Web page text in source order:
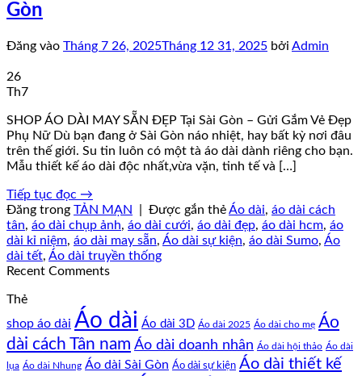
Gòn
Đăng vào Tháng 7 26, 2025Tháng 12 31, 2025 bởi Admin
26
Th7
SHOP ÁO DÀI MAY SẴN ĐẸP Tại Sài Gòn – Gửi Gắm Vẻ Đẹp
Phụ Nữ Dù bạn đang ở Sài Gòn náo nhiệt, hay bất kỳ nơi đâu
trên thế giới. Su tin luôn có một tà áo dài dành riêng cho bạn.
Mẫu thiết kế áo dài độc nhất,vừa vặn, tinh tế và […]
Tiếp tục đọc →
Đăng trong TẢN MẠN Được gắn thẻÁo dài, áo dài cách
tân, áo dài chụp ảnh, áo dài cưới, áo dài đẹp, áo dài hcm, áo
dài kỉ niệm, áo dài may sẵn, Áo dài sự kiện, áo dài Sumo, Áo
dài tết, Áo dài truyền thống
Recent Comments
Thẻ
shop áo dài Áo dài Áo dài 3D Áo dài 2025 Áo dài cho mẹ Áo
dài cách Tân nam Áo dài doanh nhân Áo dài hội thảo Áo dài
lụa Áo dài Nhung Áo dài Sài Gòn Áo dài sự kiện Áo dài thiết kế